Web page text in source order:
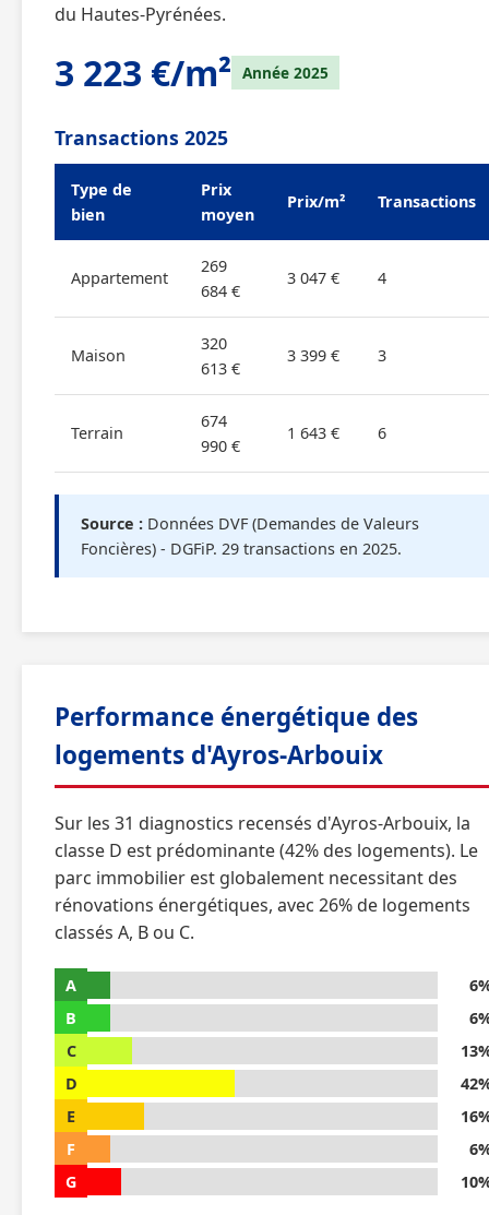
du Hautes-Pyrénées.
3 223 €/m² Année 2025
Transactions 2025
Type de
bien
Prix
moyen
Prix/m² Transactions
Appartement
269
684 €
3 047 € 4
Maison
320
613 €
3 399 € 3
Terrain
674
990 €
1 643 € 6
Source : Données DVF (Demandes de Valeurs
Foncières) - DGFiP. 29 transactions en 2025.
Performance énergétique des
logements d'Ayros-Arbouix
Sur les 31 diagnostics recensés d'Ayros-Arbouix, la
classe D est prédominante (42% des logements). Le
parc immobilier est globalement necessitant des
rénovations énergétiques, avec 26% de logements
classés A, B ou C.
A
B
C
D
E
F
G